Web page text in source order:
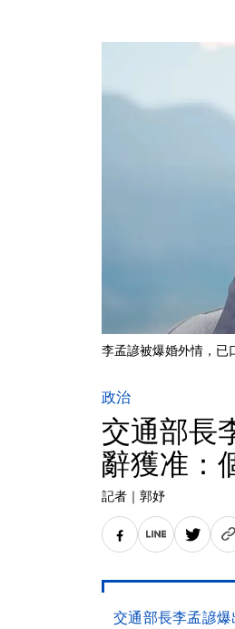
李孟諺被爆婚外情，已
政治
交通部長
辭獲准：
記者 ｜ 郭妤
交通部長李孟諺